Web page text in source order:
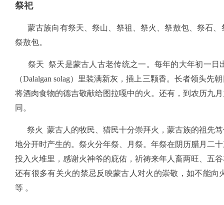
祭祀
蒙古族向有祭天、祭山、祭祖、祭火、祭敖包、祭石、
祭敖包。
祭天 祭天是蒙古人古老传统之一。每年的大年初一日
（Dalalgan solag）里装满新灰，插上三颗香。长者领头
将酒肉食物的德吉敬献给图拉嘎中的火。还有，到农历九
同。
祭火 蒙古人的牧民、猎民十分崇拜火，蒙古族的祖先
地分开时产生的。祭火分年祭、月祭。年祭在阴历腊月二
投入火堆里，感谢火神爷的庇佑，祈祷来年人畜两旺、五
还有很多有关火的禁忌反映蒙古人对火的崇敬，如不能
等 。